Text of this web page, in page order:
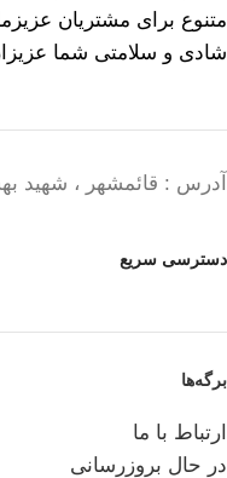
متنوع برای مشتریان
شادی و سلامتی شما
آدرس : قائمشهر ، شهید بهشتی ،
دسترسی سریع
برگه‌ها
ارتباط با ما
در حال بروزرسانی